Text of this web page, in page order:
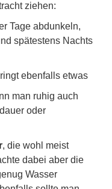
ziehen:
Tage abdunkeln,
spätestens Nachts
ebenfalls etwas
man ruhig auch
oder
, die wohl meist
dabei aber die
Wasser